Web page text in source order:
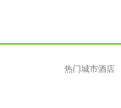
热门城市酒店